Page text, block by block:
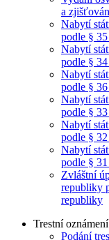
a
Nabytí
podle §
Nabytí
podle §
Nabytí
podle §
Nabytí
podle §
Nabytí
podle §
Nabytí
podle §
Zvláštní
republiky
republiky
Trestní oznámení
Podání